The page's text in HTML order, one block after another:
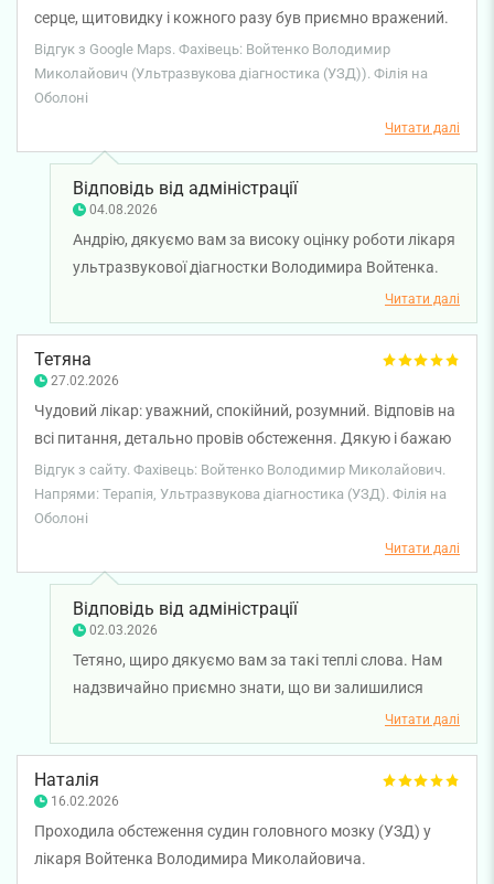
серце, щитовидку і кожного разу був приємно вражений.
Уважний, дуже професійний пілхід. Щиро рекомендую!
Відгук з Google Maps. Фахівець: Войтенко Володимир
Миколайович (Ультразвукова діагностика (УЗД)). Філія на
Оболоні
Читати далі
Відповідь від адміністрації
04.08.2026
Андрію, дякуємо вам за високу оцінку роботи лікаря
ультразвукової діагностки Володимира Войтенка.
Нам приємно знати, що ви залишилися задоволені
проведенням ультразвукових досліджень та
відзначили уважність і професійний підхід фахівця.
Бажаємо вам міцного здоров'я!
Читати далі
Тетяна
27.02.2026
Чудовий лікар: уважний, спокійний, розумний. Відповів на
всі питання, детально провів обстеження. Дякую і бажаю
міцного здоровʼя!
Відгук з сайту. Фахівець: Войтенко Володимир Миколайович.
Напрями: Терапія, Ультразвукова діагностика (УЗД). Філія на
Оболоні
Читати далі
Відповідь від адміністрації
02.03.2026
Тетяно, щиро дякуємо вам за такі теплі слова. Нам
надзвичайно приємно знати, що ви залишилися
задоволені візитом до лікаря-терапевта Володимира
Войтенка та отримали вичерпні відповіді на всі
питання. Бажаємо вам міцного здоров'я!
Читати далі
Наталія
16.02.2026
Проходила обстеження судин головного мозку (УЗД) у
лікаря Войтенка Володимира Миколайовича.